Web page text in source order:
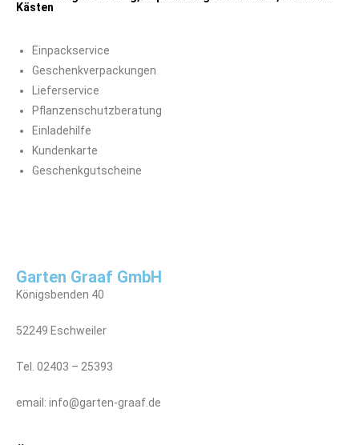
Kästen
Einpackservice
Geschenkverpackungen
Lieferservice
Pflanzenschutzberatung
Einladehilfe
Kundenkarte
Geschenkgutscheine
Garten Graaf GmbH
Königsbenden 40
52249 Eschweiler
Tel. 02403 – 25393
email: info@garten-graaf.de